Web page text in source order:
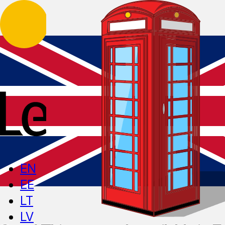
EN
EE
LT
LV